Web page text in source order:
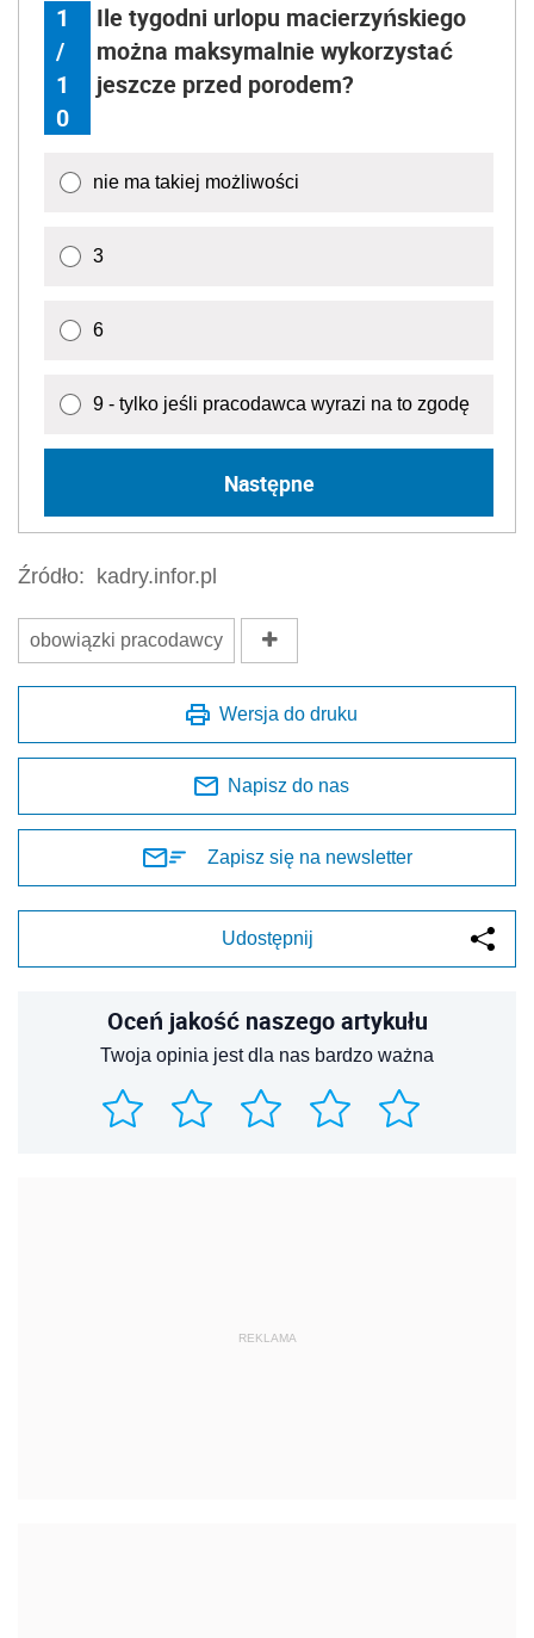
1
/
1
0
Ile tygodni urlopu macierzyńskiego
można maksymalnie wykorzystać
jeszcze przed porodem?
nie ma takiej możliwości
3
6
9 - tylko jeśli pracodawca wyrazi na to zgodę
Następne
Źródło: kadry.infor.pl
obowiązki pracodawcy
Wersja do druku
Napisz do nas
Zapisz się na newsletter
Udostępnij
Oceń jakość naszego artykułu
Twoja opinia jest dla nas bardzo ważna
REKLAMA